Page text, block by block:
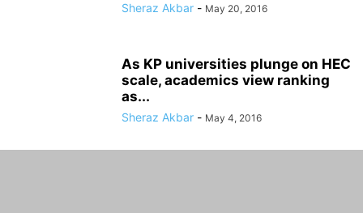
Sheraz Akbar - May 20, 2016
As KP universities plunge on HEC
scale, academics view ranking
as...
Sheraz Akbar - May 4, 2016